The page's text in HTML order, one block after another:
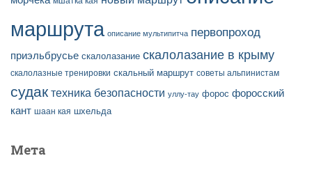
маршрута описание мультипитча первопроход
приэльбрусье скалолазание скалолазание в крыму
скалолазные тренировки скальный маршрут советы альпинистам
судак техника безопасности уллу-тау форос форосский
кант шаан кая шхельда
Мета